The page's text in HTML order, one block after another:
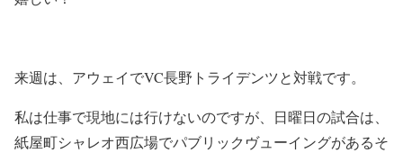
来週は、アウェイでVC長野トライデンツと対戦です。
私は仕事で現地には行けないのですが、日曜日の試合は、
紙屋町シャレオ西広場でパブリックヴューイングがあるそ